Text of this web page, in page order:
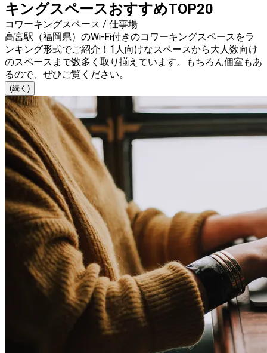
キングスペースおすすめTOP20
コワーキングスペース / 仕事場
高宮駅（福岡県）のWi-Fi付きのコワーキングスペースをラ
ンキング形式でご紹介！1人向けなスペースから大人数向け
のスペースまで数多く取り揃えています。もちろん個室もあ
るので、ぜひご覧ください。
(続く)